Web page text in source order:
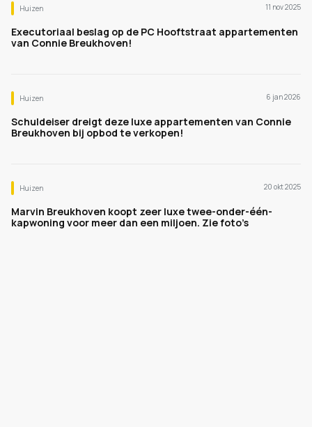
Huizen 11 nov 2025
Executoriaal beslag op de PC Hooftstraat appartementen
van Connie Breukhoven!
Huizen 6 jan 2026
Schuldeiser dreigt deze luxe appartementen van Connie
Breukhoven bij opbod te verkopen!
Huizen 20 okt 2025
Marvin Breukhoven koopt zeer luxe twee-onder-één-
kapwoning voor meer dan een miljoen. Zie foto’s